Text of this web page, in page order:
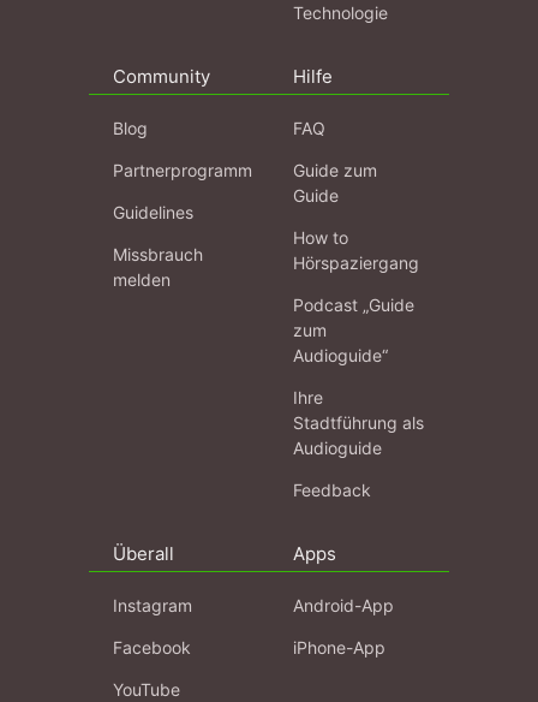
Technologie
Community
Blog
Partnerprogramm
Guidelines
Missbrauch
melden
Hilfe
FAQ
Guide zum
Guide
How to
Hörspaziergang
Podcast „Guide
zum
Audioguide“
Ihre
Stadtführung als
Audioguide
Feedback
Überall
Instagram
Facebook
YouTube
Apps
Android-App
iPhone-App